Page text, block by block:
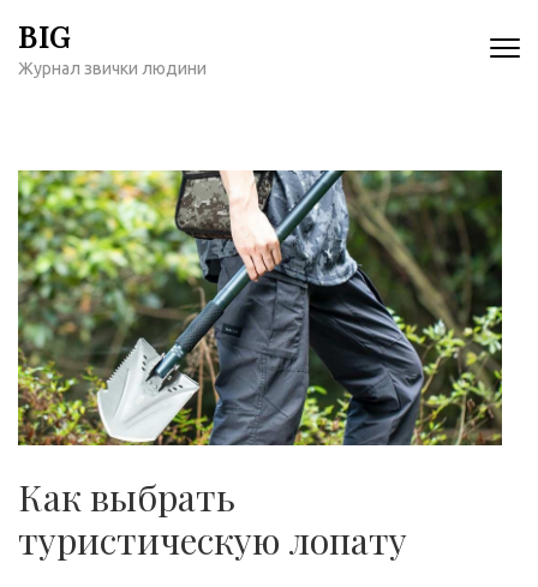
содержимому
BIG
Журнал звички людини
Как выбрать
туристическую лопату